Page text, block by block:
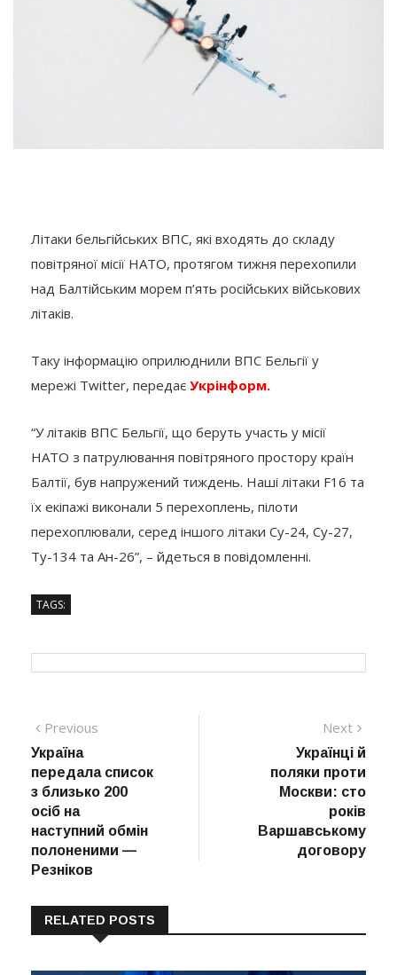
Літаки бельгійських ВПС, які входять до складу
повітряної місії НАТО, протягом тижня перехопили
над Балтійським морем п’ять російських військових
літаків.
Таку інформацію оприлюднили ВПС Бельгії у
мережі Twitter, передає Укрінформ.
“У літаків ВПС Бельгії, що беруть участь у місії
НАТО з патрулювання повітряного простору країн
Балтії, був напружений тиждень. Наші літаки F16 та
їх екіпажі виконали 5 перехоплень, пілоти
перехоплювали, серед іншого літаки Су-24, Су-27,
Ту-134 та Ан-26”, – йдеться в повідомленні.
TAGS:
Навігація
записів
Previous
Україна
передала список
з близько 200
осіб на
наступний обмін
полоненими —
Резніков
Next
Українці й
поляки проти
Москви: сто
років
Варшавському
договору
RELATED POSTS